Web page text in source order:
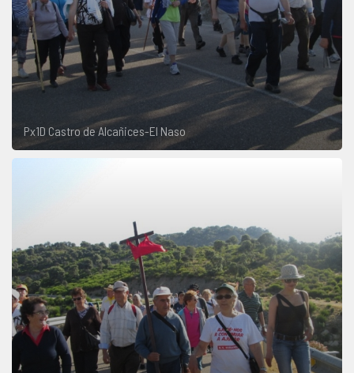
Px1D Castro de Alcañices-El Naso